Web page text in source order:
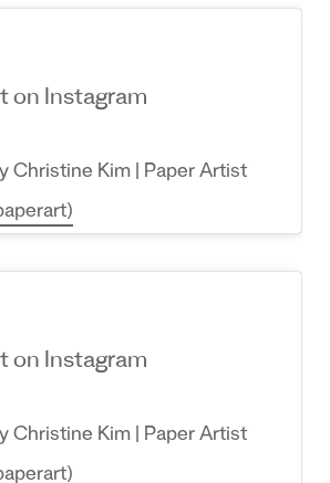
on Instagram
Christine Kim | Paper Artist
on Instagram
Christine Kim | Paper Artist